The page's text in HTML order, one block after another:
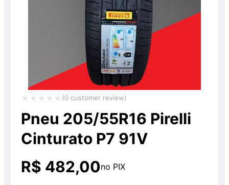
Avaliação
0
de
(0 customer review)
Pneu 205/55R16 Pirelli
Cinturato P7 91V
R$ 482,00no PIX